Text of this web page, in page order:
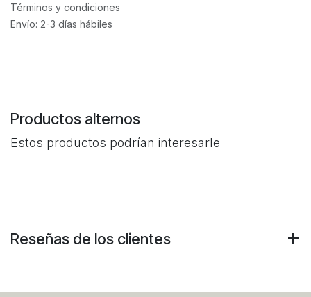
Términos y condiciones
Envío: 2-3 días hábiles
Productos alternos
Estos productos podrían interesarle
Reseñas de los clientes